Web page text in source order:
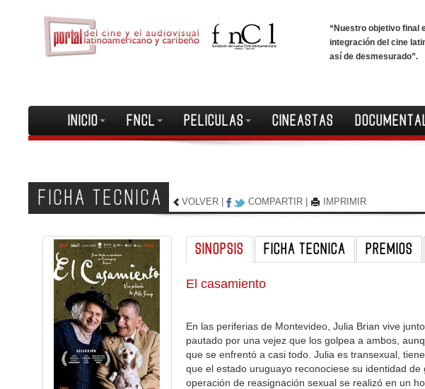
“Nuestro objetivo final
integración del cine
así de desmesurado”.
INICIO FNCL PELICULAS CINEASTAS
FICHA TECNICA VOLVER COMPARTIR IMPRIMIR
SINOPSIS FICHA TECNICA PREMIOS
El casamiento
En las periferias de Montevideo, Julia Brian vive
pautado por una vejez que los golpea a ambos,
que se enfrentó a casi todo. Julia es transexual,
que el estado uruguayo reconociese su identidad
operación de reasignación sexual se realizó en un